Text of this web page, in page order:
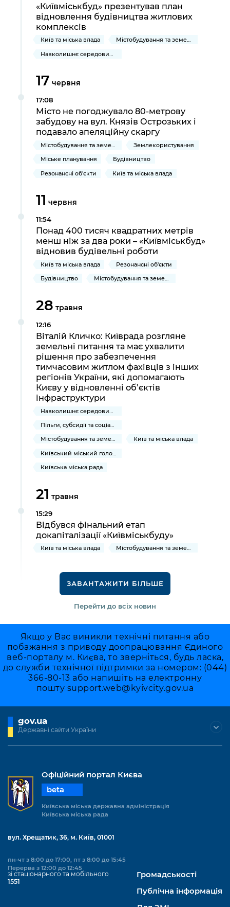
«Київміськбуд» презентував план
відновлення будівництва житлових
комплексів
Київ та міська влада
Містобудування та земельні ділянки
Навколишнє середовище міста
17 червня
17:08
Місто не погоджувало 80-метрову
забудову на вул. Князів Острозьких і
подавало апеляційну скаргу
Містобудування та земельні ділянки
Землекористування
Міське планування
Будівництво
Резонансні об'єкти
Київ та міська влада
11 червня
11:54
Понад 400 тисяч квадратних метрів
менш ніж за два роки – «Київміськбуд»
відновив будівельні роботи
Київ та міська влада
Резонансні об'єкти
Будівництво
Містобудування та земельні ділянки
28 травня
12:16
Віталій Кличко: Київрада розгляне
земельні питання та має ухвалити
рішення про забезпечення
тимчасовим житлом фахівців з інших
регіонів України, які допомагають
Києву у відновленні об’єктів
інфраструктури
Пільги, субсидії та соціальний захист
Містобудування та земельні ділянки
Київ та міська влада
Київський міський голова
Київська міська рада
21 травня
15:29
Відбувся фінальний етап
докапіталізації «Київміськбуду»
Київ та міська влада Містобудування та земельні ділянки
ЗАВАНТАЖИТИ БІЛЬШЕ
Перейти до всіх новин
Якщо у Вас виникли технічні питання або
побажання з приводу доопрацювання Єдиного
веб-порталу м. Києва, то зверніться, будь ласка,
до служби технічної підтримки за номером: (044)
366-80-13 або напишіть на електронну
пошту support.web@kyivcity.gov.ua
gov.ua
Державні сайти України
Офіційний портал Києва
beta
Київська міська державна адміністрація
Київська міська рада
вул. Хрещатик, 36, м. Київ, 01001
пн-чт з 8:00 до 17:00, пт з 8:00 до 15:45
Перерва з 12:00 до 12:45
зі стаціонарного та мобільного
1551
Громадськості
Публічна інформація